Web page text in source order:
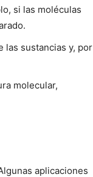
si las moléculas
las sustancias y, por
molecular,
aplicaciones